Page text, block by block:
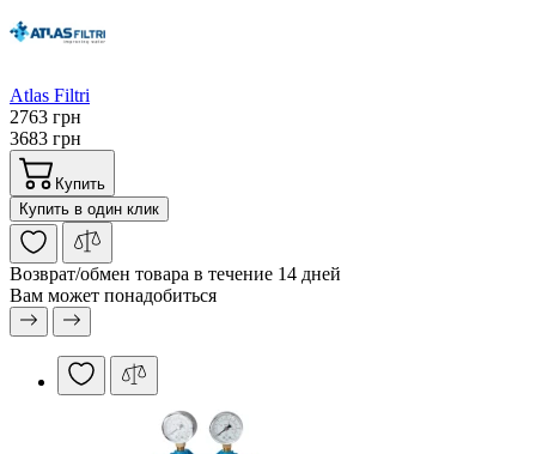
Atlas Filtri
2763 грн
3683 грн
Купить
Купить в один клик
Возврат/обмен товара в течение 14 дней
Вам может понадобиться